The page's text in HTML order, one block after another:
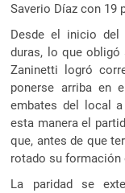
Saverio Díaz con 19
Desde el inicio del
duras, lo que
Zaninetti logró
ponerse arriba en
embates del local
esta manera el
que, antes de que
rotado su formación
La paridad se